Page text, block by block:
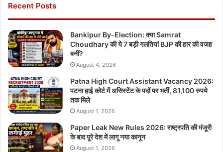
Recent Posts
Bankipur By-Election: क्या Samrat
Choudhary की ये 7 बड़ी गलतियां BJP की हार की वजह
बनीं?
August 4, 2026
Patna High Court Assistant Vacancy 2026:
पटना हाई कोर्ट में असिस्टेंट के पदों पर भर्ती, 81,100 रुपये
तक मिले
August 1, 2026
Paper Leak New Rules 2026: राष्ट्रपति की मंजूरी
के बाद पूरे देश में लागू नया कानून
August 1, 2026